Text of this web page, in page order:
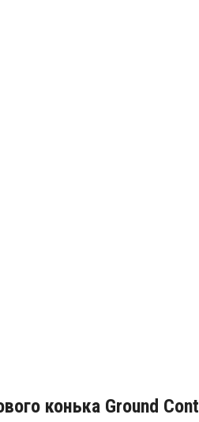
конька Ground